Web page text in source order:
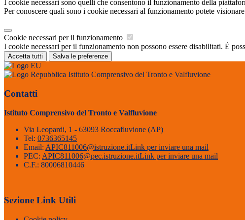
I cookie necessari sono quelli che consentono il funzionamento della
Per conoscere quali sono i cookie necessari al funzionamento potete
Cookie necessari per il funzionamento
I cookie necessari per il funzionamento non possono essere disabilitati. È
Accetta tutti Salva le preferenze
Istituto Comprensivo del Tronto e Valfluvione
Contatti
Istituto Comprensivo del Tronto e Valfluvione
Via Leopardi, 1 - 63093 Roccafluvione (AP)
Tel: 0736365145
Email: APIC811006@istruzione.itLink per inviare una mail
PEC: APIC811006@pec.istruzione.itLink per inviare una mail
C.F.: 80006810446
Sezione Link Utili